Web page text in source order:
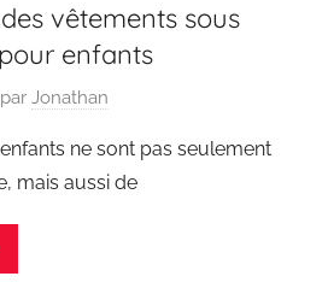
vêtements sous
enfants
par Jonathan
ne sont pas seulement
mais aussi de